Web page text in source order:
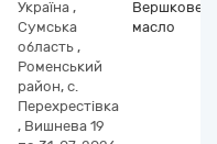
Україна ,
Сумська
область ,
Роменський
район, с.
Перехрестівка
, Вишнева 19
Вершкове
масло